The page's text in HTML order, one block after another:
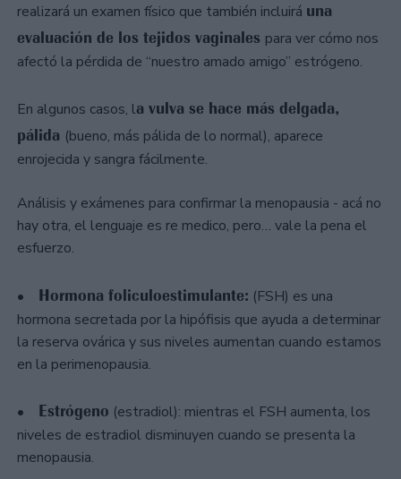
realizará un examen físico que también incluirá una
evaluación de los tejidos vaginales para ver cómo nos
afectó la pérdida de “nuestro amado amigo” estrógeno.
En algunos casos, la vulva se hace más delgada,
pálida (bueno, más pálida de lo normal), aparece
enrojecida y sangra fácilmente.
Análisis y exámenes para confirmar la menopausia - acá no
hay otra, el lenguaje es re medico, pero… vale la pena el
esfuerzo.
• Hormona foliculoestimulante: (FSH) es una
hormona secretada por la hipófisis que ayuda a determinar
la reserva ovárica y sus niveles aumentan cuando estamos
en la perimenopausia.
• Estrógeno (estradiol): mientras el FSH aumenta, los
niveles de estradiol disminuyen cuando se presenta la
menopausia.